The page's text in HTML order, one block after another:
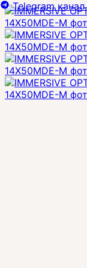
Telegram канал